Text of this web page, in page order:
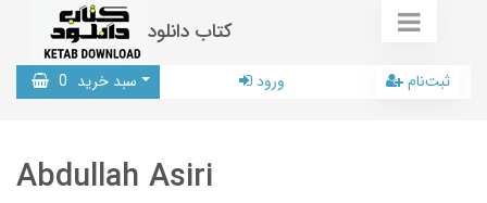
کتاب دانلود
سبد خرید 0 ورود ثبت‌نام
Abdullah Asiri